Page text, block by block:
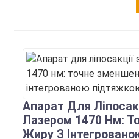
Апарат Для
Лазером 1470 Нм:
Жиру З